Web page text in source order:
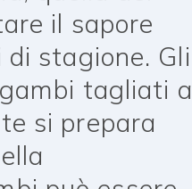
il sapore
stagione. Gli
tagliati a
si prepara